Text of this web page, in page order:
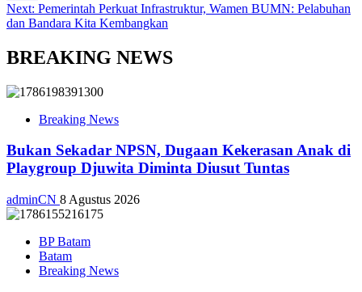
Next: Pemerintah Perkuat Infrastruktur, Wamen BUMN: Pelabuhan
dan Bandara Kita Kembangkan
BREAKING NEWS
Breaking News
Bukan Sekadar NPSN, Dugaan Kekerasan Anak di
Playgroup Djuwita Diminta Diusut Tuntas
adminCN 8 Agustus 2026
BP Batam
Batam
Breaking News